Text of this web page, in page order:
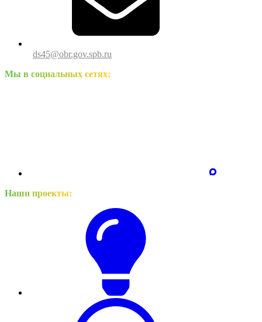
ds45@obr.gov.spb.ru
Мы в социальных сетях:
Наши проекты: